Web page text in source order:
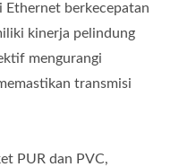
Ethernet berkecepatan
kinerja pelindung
mengurangi
transmisi
PUR dan PVC,